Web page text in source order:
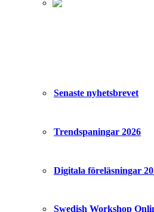
Senaste nyhetsbrevet
Trendspaningar 2026
Digitala föreläsningar
Swedish Workshop